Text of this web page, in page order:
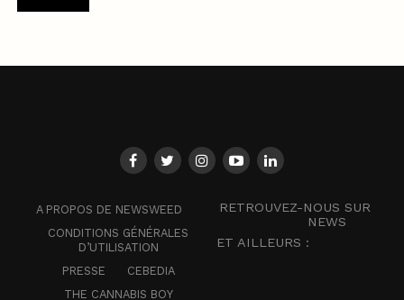
A PROPOS DE NEWSWEED
CONDITIONS GÉNÉRALES
D’UTILISATION
PRESSE
CEBEDIA
THE CANNABIS BOY
RETROUVEZ-NOUS SUR
NEWS
ET AILLEURS :